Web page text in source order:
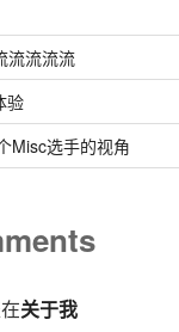
流流流流
验
Misc选手的视角
关于我